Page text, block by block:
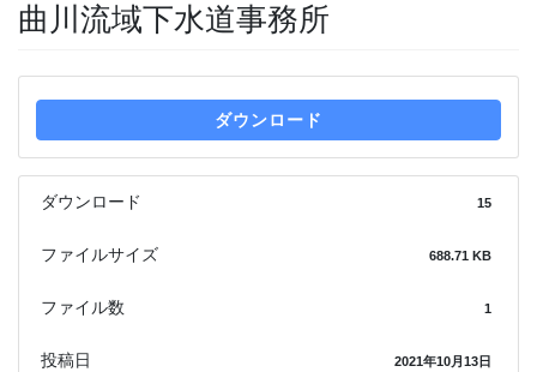
曲川流域下水道事務所
ダウンロード
ダウンロード 15
ファイルサイズ 688.71 KB
ファイル数 1
投稿日 2021年10月13日